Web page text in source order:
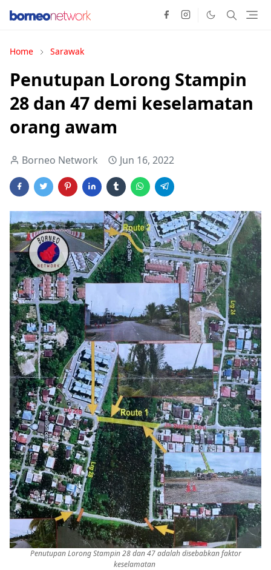
Home Sarawak
Penutupan Lorong Stampin
28 dan 47 demi keselamatan
orang awam
Borneo Network Jun 16, 2022
Penutupan Lorong Stampin 28 dan 47 adalah disebabkan faktor
keselamatan